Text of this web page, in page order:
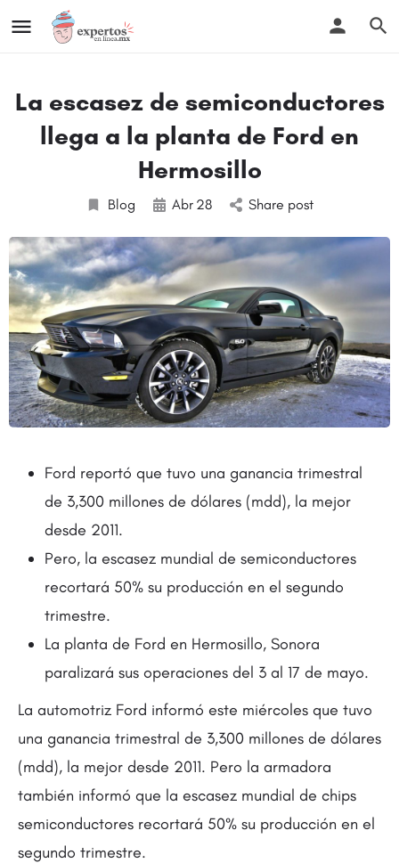
La escasez de semiconductores
llega a la planta de Ford en
Hermosillo
Blog Abr 28 Share post
Ford reportó que tuvo una ganancia trimestral
de 3,300 millones de dólares (mdd), la mejor
desde 2011.
Pero, la escasez mundial de semiconductores
recortará 50% su producción en el segundo
trimestre.
La planta de Ford en Hermosillo, Sonora
paralizará sus operaciones del 3 al 17 de mayo.
La automotriz Ford informó este miércoles que tuvo
una ganancia trimestral de 3,300 millones de dólares
(mdd), la mejor desde 2011. Pero la armadora
también informó que la escasez mundial de chips
semiconductores recortará 50% su producción en el
segundo trimestre.